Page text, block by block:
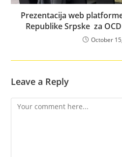
Prezentacija web
Republike Srpske za
October
Leave a Reply